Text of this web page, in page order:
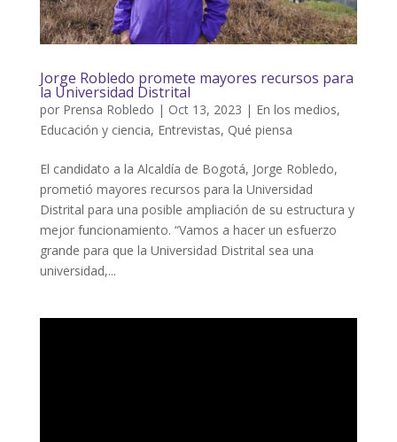
Jorge Robledo promete mayores recursos para
la Universidad Distrital
por Prensa Robledo | Oct 13, 2023 | En los medios,
Educación y ciencia, Entrevistas, Qué piensa
El candidato a la Alcaldía de Bogotá, Jorge Robledo,
prometió mayores recursos para la Universidad
Distrital para una posible ampliación de su estructura y
mejor funcionamiento. “Vamos a hacer un esfuerzo
grande para que la Universidad Distrital sea una
universidad,...